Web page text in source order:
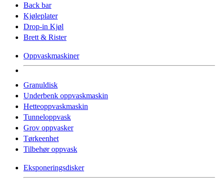
Back bar
Kjøleplater
Drop-in Kjøl
Brett & Rister
Oppvaskmaskiner
Granuldisk
Underbenk oppvaskmaskin
Hetteoppvaskmaskin
Tunneloppvask
Grov oppvasker
Tørkeenhet
Tilbehør oppvask
Eksponeringsdisker